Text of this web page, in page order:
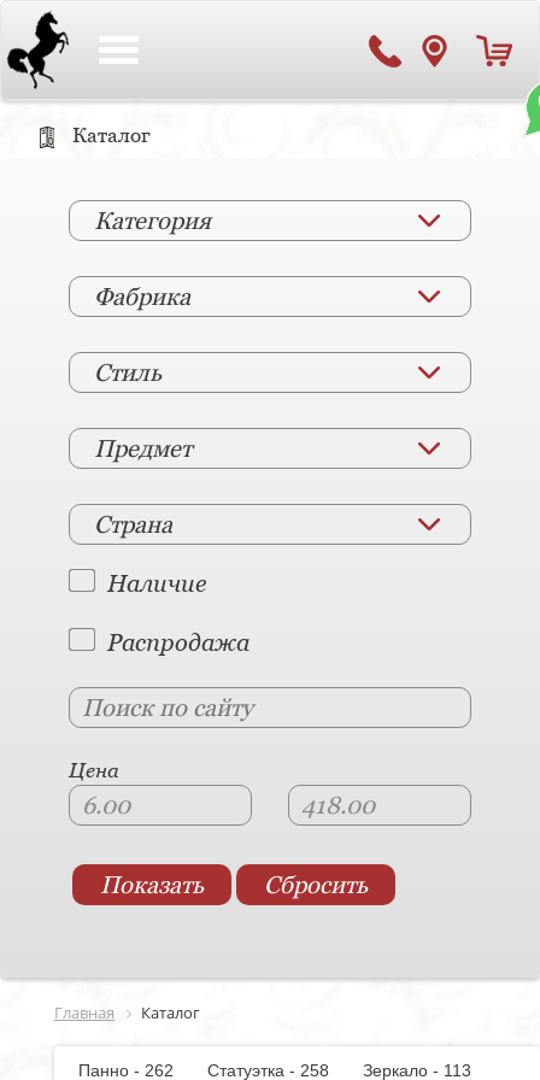
Каталог
Категория
Фабрика
Стиль
Предмет
Страна
Наличие
Распродажа
Цена
Главная Каталог
Панно - 262 Статуэтка - 258
Зеркало - 113